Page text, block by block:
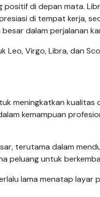
di depan mata.
di tempat kerja,
dalam perjalanan
Leo, Virgo, Libra, dan
meningkatkan kualitas
kemampuan
terutama dalam
peluang untuk
lama menatap layar